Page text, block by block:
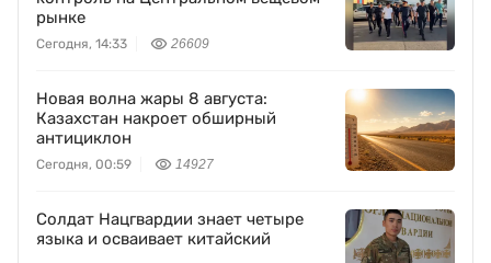
рынке
Сегодня, 14:33 26609
Новая волна жары 8 августа:
Казахстан накроет обширный
антициклон
Сегодня, 00:59 14927
Солдат Нацгвардии знает четыре
языка и осваивает китайский